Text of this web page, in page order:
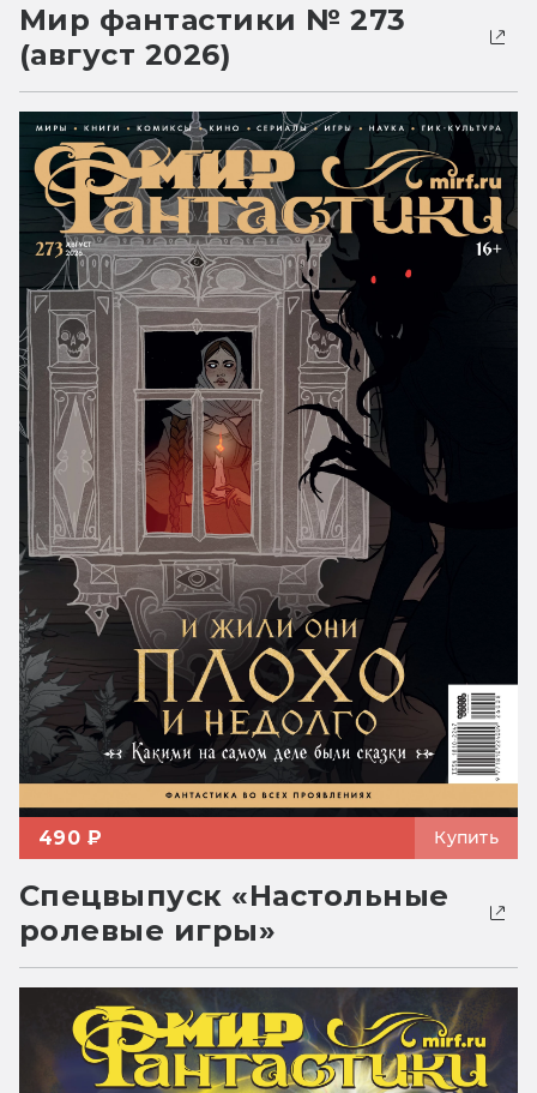
Мир фантастики № 273
(август 2026)
490 ₽ Купить
Спецвыпуск «Настольные
ролевые игры»